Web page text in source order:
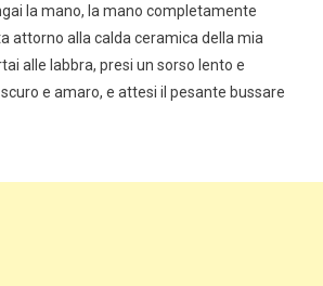
la mano, la mano completamente
attorno alla calda ceramica della mia
alle labbra, presi un sorso lento e
e amaro, e attesi il pesante bussare